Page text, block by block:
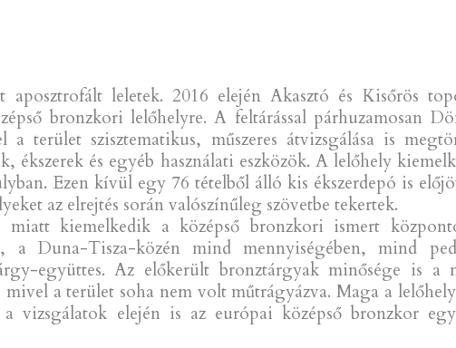
aposztrofált leletek. 2016 elején Akasztó és Kisőrös
bronzkori lelőhelyre. A feltárással párhuzamosan
a terület szisztematikus, műszeres átvizsgálása is
és egyéb használati eszközök. A lelőhely
Ezen kívül egy 76 tételből álló kis ékszerdepó is
az elrejtés során valószínűleg szövetbe tekertek.
miatt kiemelkedik a középső bronzkori ismert
a Duna-Tisza-közén mind mennyiségében, mind
együttes. Az előkerült bronztárgyak minősége is
a terület soha nem volt műtrágyázva. Maga a
vizsgálatok elején is az európai középső bronzkor